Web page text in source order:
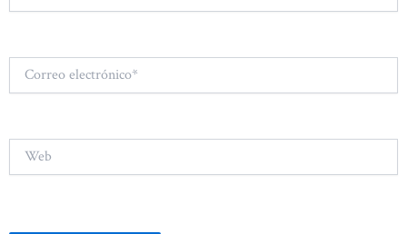
Correo
electrónico*